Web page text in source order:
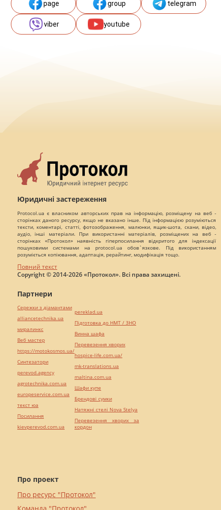
page group telegram
viber youtube
Юридичні застереження
Protocol.ua є власником авторських прав на інформацію, розміщену на веб -
сторінках даного ресурсу, якщо не вказано інше. Під інформацією розуміються
тексти, коментарі, статті, фотозображення, малюнки, ящик-шота, скани, відео,
аудіо, інші матеріали. При використанні матеріалів, розміщених на веб -
сторінках «Протокол» наявність гіперпосилання відкритого для індексації
пошуковими системами на protocol.ua обов`язкове. Під використанням
розуміється копіювання, адаптація, рерайтинг, модифікація тощо.
Повний текст
Copyright © 2014-2026 «Протокол». Всі права захищені.
Про проект
Про ресурс "Протокол"
Партнери
Сережки з діамантами
alliancetechnika.ua
миралинкс
Веб мастер
https://motokosmos.ua/
Синтезатори
perevod.agency
agrotechnika.com.ua
europeservice.com.ua
текст юа
Посилання
kievperevod.com.ua
pereklad.ua
Підготовка до НМТ / ЗНО
Винна шафа
Перевезення хворих
hospice-life.com.ua/
mk-translations.ua
maltina.com.ua
Шафи купе
Брендові сумки
Натяжні стелі Nova Stelya
Перевезення хворих за
кордон